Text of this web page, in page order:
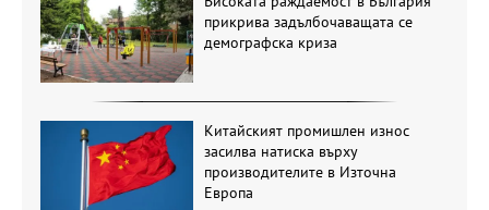
прикрива задълбочаващата се
демографска криза
Китайският промишлен износ
засилва натиска върху
производителите в Източна
Европа